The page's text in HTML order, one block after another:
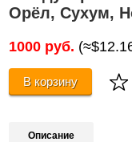
Орёл, Сухум,
1000 руб.
В корзину
Описание